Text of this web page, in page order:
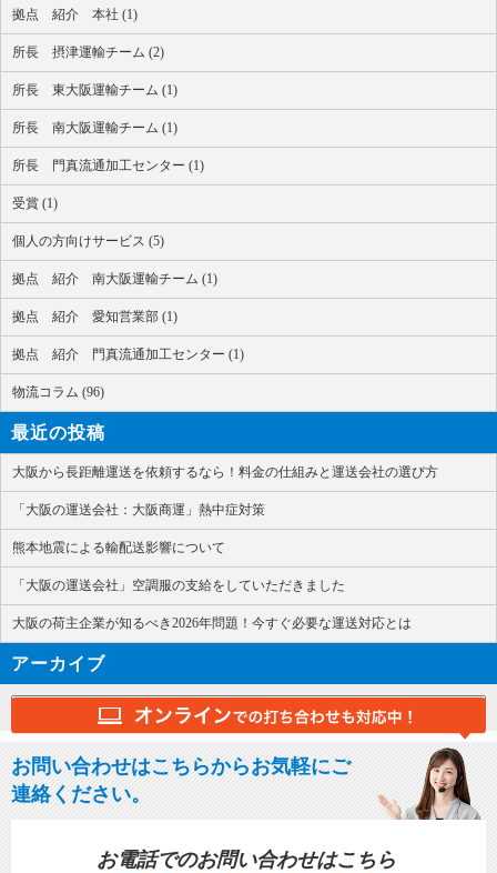
拠点 紹介 本社 (1)
所長 摂津運輸チーム (2)
所長 東大阪運輸チーム (1)
所長 南大阪運輸チーム (1)
所長 門真流通加工センター (1)
受賞 (1)
個人の方向けサービス (5)
拠点 紹介 南大阪運輸チーム (1)
拠点 紹介 愛知営業部 (1)
拠点 紹介 門真流通加工センター (1)
物流コラム (96)
最近の投稿
大阪から長距離運送を依頼するなら！料金の仕組みと運送会社の選び方
「大阪の運送会社：大阪商運」熱中症対策
熊本地震による輸配送影響について
「大阪の運送会社」空調服の支給をしていただきました
大阪の荷主企業が知るべき2026年問題！今すぐ必要な運送対応とは
アーカイブ
お問い合わせはこちらからお気軽にご
連絡ください。
お電話でのお問い合わせはこちら